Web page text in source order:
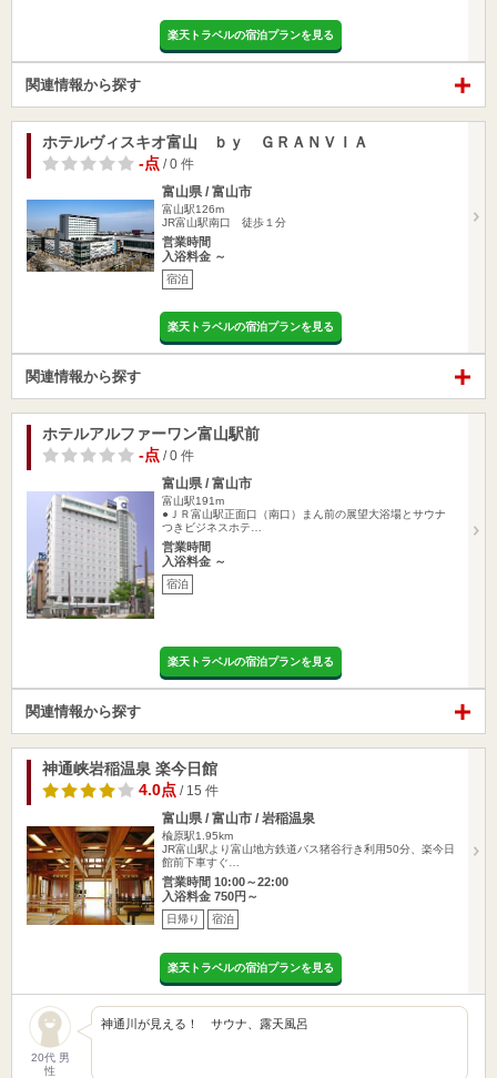
楽天トラベルの宿泊プランを見る
関連情報から探す
ホテルヴィスキオ富山 ｂｙ ＧＲＡＮＶＩＡ
-点 / 0 件
富山県 / 富山市
富山駅126m
JR富山駅南口 徒歩１分
営業時間
入浴料金 ～
宿泊
楽天トラベルの宿泊プランを見る
関連情報から探す
ホテルアルファーワン富山駅前
-点 / 0 件
富山県 / 富山市
富山駅191m
●ＪＲ富山駅正面口（南口）まん前の展望大浴場とサウナ
つきビジネスホテ…
営業時間
入浴料金 ～
宿泊
楽天トラベルの宿泊プランを見る
関連情報から探す
神通峡岩稲温泉 楽今日館
4.0点 / 15 件
富山県 / 富山市 / 岩稲温泉
楡原駅1.95km
JR富山駅より富山地方鉄道バス猪谷行き利用50分、楽今日
館前下車すぐ…
営業時間 10:00～22:00
入浴料金 750円～
日帰り 宿泊
楽天トラベルの宿泊プランを見る
20代 男
性
神通川が見える！ サウナ、露天風呂